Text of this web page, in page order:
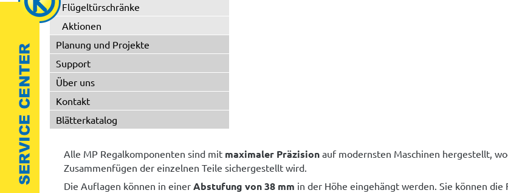
Flügeltürschränke
Aktionen
Planung und Projekte
Support
Über uns
Kontakt
Blätterkatalog
Alle MP Regalkomponenten sind mit maximaler Präzision auf modernsten Maschinen hergestellt,
Zusammenfügen der einzelnen Teile sichergestellt wird.
Die Auflagen können in einer Abstufung von 38 mm in der Höhe eingehängt werden. Sie können die